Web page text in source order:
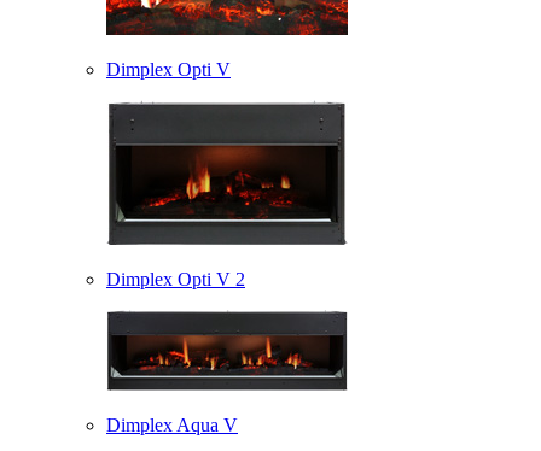
Dimplex Opti V
Dimplex Opti V 2
Dimplex Aqua V